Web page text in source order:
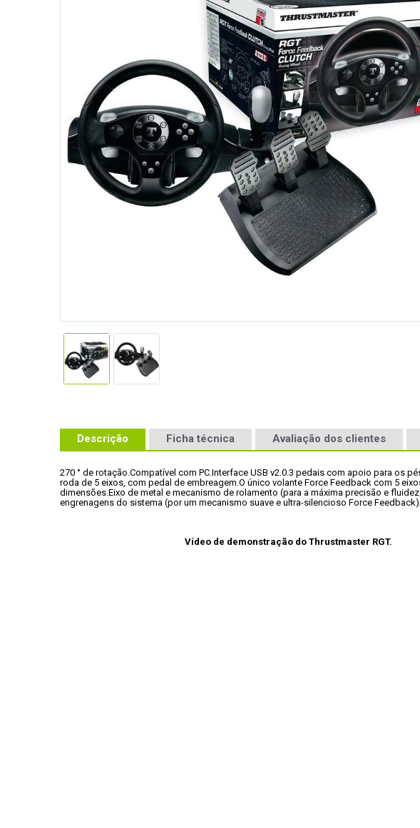
Descrição Ficha técnica Avaliação dos clientes
270 ° de rotação.Compatível com PC.Interface USB v2.0.3 pedais com apoio para os
roda de 5 eixos, com pedal de embreagem.O único volante Force Feedback com 5
dimensões.Eixo de metal e mecanismo de rolamento (para a máxima precisão e
engrenagens do sistema (por um mecanismo suave e ultra-silencioso Force Feedback);
Vídeo de demonstração do Thrustmaster RGT.
10º fractal